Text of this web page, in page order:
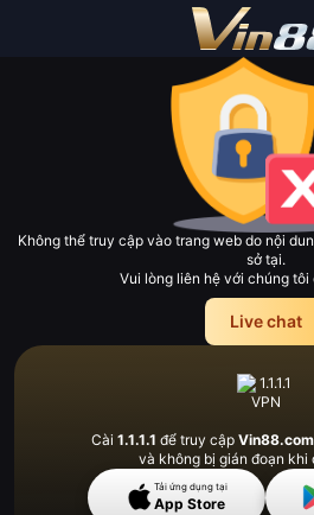
Không thể truy cập vào trang web do nội
sở tại.
Vui lòng liên hệ với chúng tôi
Live chat
Cài 1.1.1.1 để truy cập Vin88.com
và không bị gián đoạn khi
Tải ứng dụng tại
App Store